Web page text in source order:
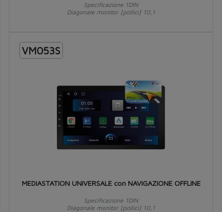
Specificazione 1DIN
Diagonale monitor [pollici] 10,1
VM053S
MEDIASTATION UNIVERSALE con NAVIGAZIONE OFFLINE
Specificazione 1DIN
Diagonale monitor [pollici] 10,1